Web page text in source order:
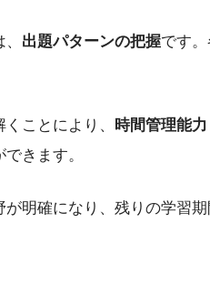
出題パターンの把握です
ことにより、 時間管理能力
きます。
明確になり、残りの学習